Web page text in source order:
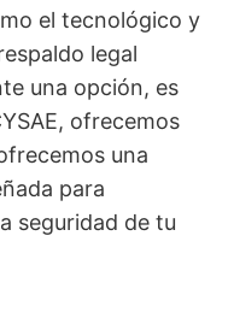
el tecnológico y
legal
una opción, es
ofrecemos
una
para
seguridad de tu